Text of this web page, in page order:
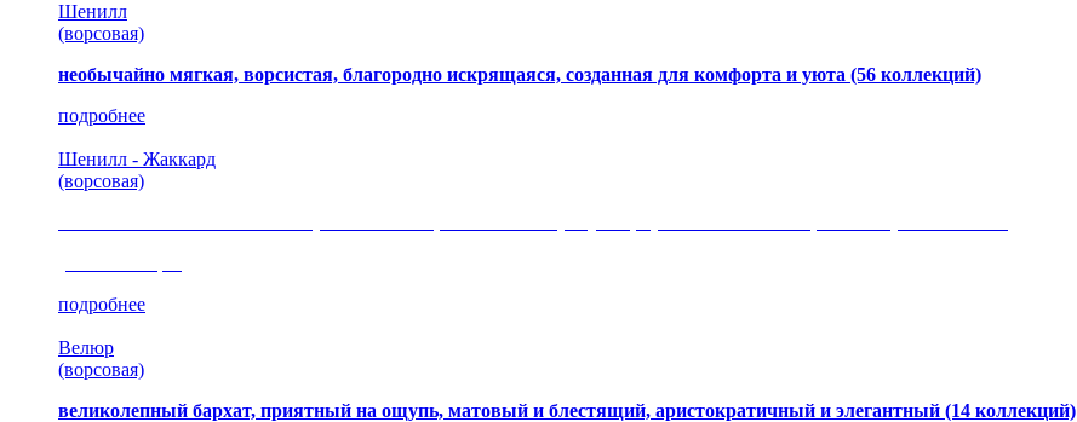
Шенилл
(ворсовая)
необычайно мягкая, ворсистая, благородно искрящаяся, созданная для комфорта и уюта (56 коллекций)
подробнее
Шенилл - Жаккард
(ворсовая)
подробнее
Велюр
(ворсовая)
великолепный бархат, приятный на ощупь, матовый и блестящий, аристократичный и элегантный (14 коллекций)